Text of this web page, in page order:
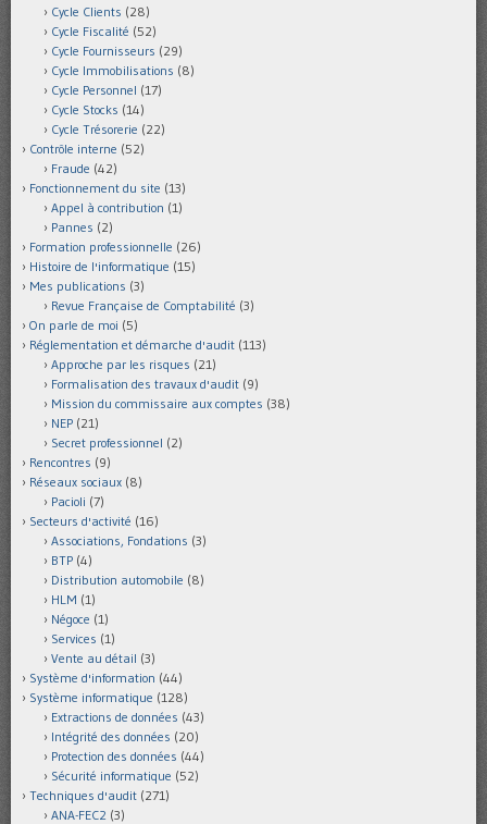
Cycle Clients (28)
Cycle Fiscalité (52)
Cycle Fournisseurs (29)
Cycle Immobilisations (8)
Cycle Personnel (17)
Cycle Stocks (14)
Cycle Trésorerie (22)
Contrôle interne (52)
Fraude (42)
Fonctionnement du site (13)
Appel à contribution (1)
Pannes (2)
Formation professionnelle (26)
Histoire de l'informatique (15)
Mes publications (3)
Revue Française de Comptabilité (3)
On parle de moi (5)
Réglementation et démarche d'audit (113)
Approche par les risques (21)
Formalisation des travaux d'audit (9)
Mission du commissaire aux comptes (38)
NEP (21)
Secret professionnel (2)
Rencontres (9)
Réseaux sociaux (8)
Pacioli (7)
Secteurs d'activité (16)
Associations, Fondations (3)
BTP (4)
Distribution automobile (8)
HLM (1)
Négoce (1)
Services (1)
Vente au détail (3)
Système d'information (44)
Système informatique (128)
Extractions de données (43)
Intégrité des données (20)
Protection des données (44)
Sécurité informatique (52)
Techniques d'audit (271)
ANA-FEC2 (3)